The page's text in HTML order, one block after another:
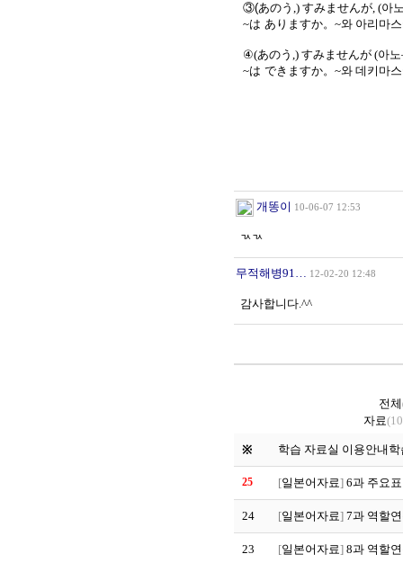
③(あのう ,) すみませんが, (아
~は ありますか。~와 아리마
④(あのう ,) すみませんが (아
~は できますか。~와 데키마
개똥이 10-06-07 12:53
ㄳㄳ
무적해병91… 12-02-20 12:48
감사합니다.^^
전체
자료
※ 학습 자료실 이용안내
25 [일본어자료] 6과 주요
24 [일본어자료] 7과 역할
23 [일본어자료] 8과 역할